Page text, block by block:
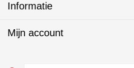
Informatie
Mijn account